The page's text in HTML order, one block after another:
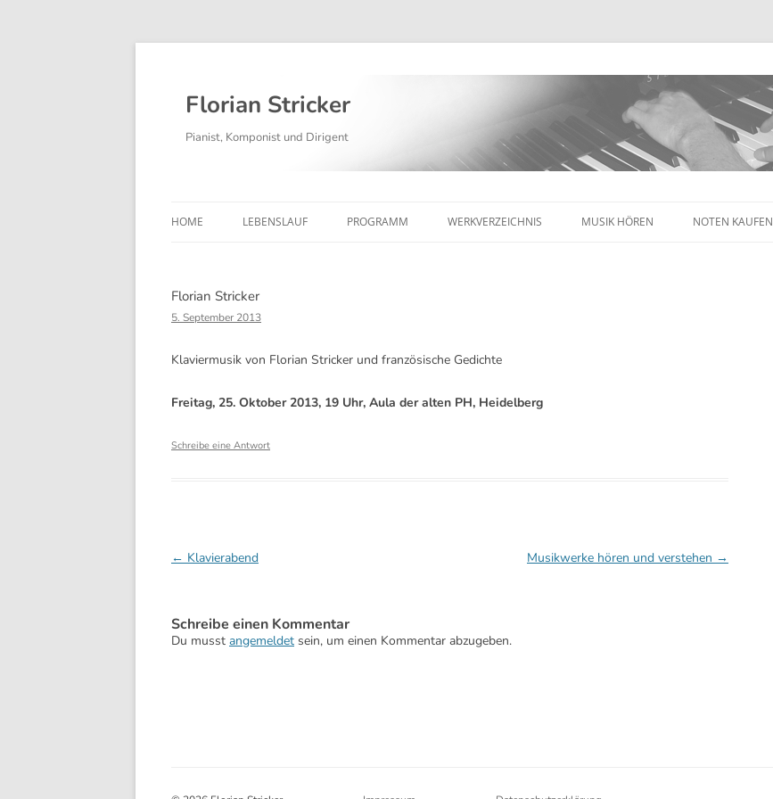
Florian Stricker
Pianist, Komponist und Dirigent
Inhalt
HOME LEBENSLAUF PROGRAMM WERKVERZEICHNIS MUSIK HÖREN NOTEN KAUFEN
Florian Stricker
5. September 2013
Klaviermusik von Florian Stricker und französische Gedichte
Freitag, 25. Oktober 2013, 19 Uhr, Aula der alten PH, Heidelberg
Schreibe eine Antwort
Beitragsnavigation
← Klavierabend Musikwerke hören und verstehen →
Schreibe einen Kommentar
Du musst angemeldet sein, um einen Kommentar abzugeben.